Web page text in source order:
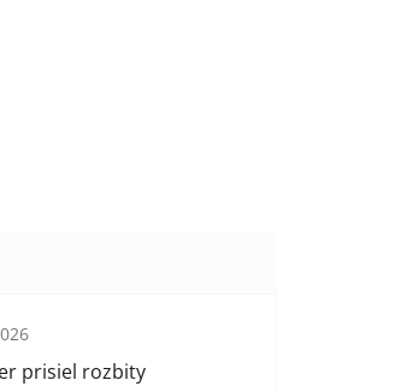
obchodu je 1 z 5 hviezdičiek.
prisiel rozbity